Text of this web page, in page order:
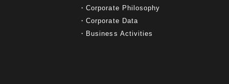
Corporate Philosophy
Corporate Data
Business Activities